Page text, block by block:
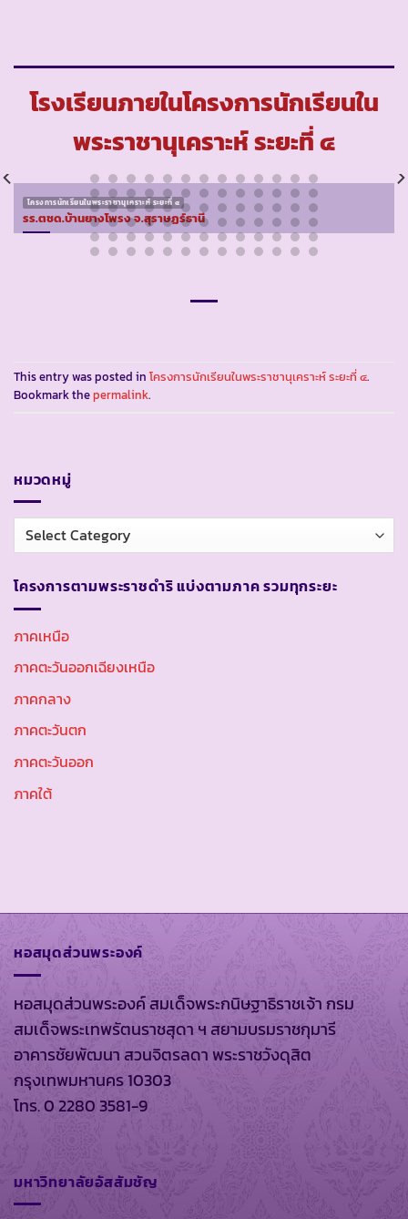
โรงเรียนภายในโครงการนักเรียนใน
พระราชานุเคราะห์ ระยะที่ ๔
โครงการนักเรียนในพระราชานุเคราะห์ ระยะที่ ๔
รร.ตชด.บ้านยางโพรง จ.สุราษฏร์ธานี
This entry was posted in โครงการนักเรียนในพระราชานุเคราะห์ ระยะที่ ๔.
Bookmark thepermalink.
หมวดหมู่
หมวด
หมู่
โครงการตามพระราชดำริ แบ่งตามภาค รวมทุกระยะ
ภาคเหนือ
ภาคตะวันออกเฉียงเหนือ
ภาคกลาง
ภาคตะวันตก
ภาคตะวันออก
ภาคใต้
หอสมุดส่วนพระองค์
หอสมุดส่วนพระองค์ สมเด็จพระกนิษฐาธิราชเจ้า กรม
สมเด็จพระเทพรัตนราชสุดา ฯ สยามบรมราชกุมารี
อาคารชัยพัฒนา สวนจิตรลดา พระราชวังดุสิต
กรุงเทพมหานคร 10303
โทร. 0 2280 3581-9
มหาวิทยาลัยอัสสัมชัญ